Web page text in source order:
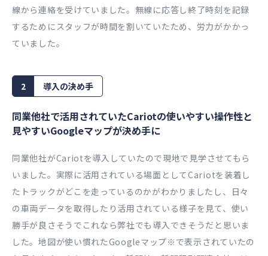
線から連絡を受けていました。無線に応答し終了時刻を記録
するためにスタッフが時間を割いていたため、労力がかかっ
ていました。
2 導入の決め手
同業他社で活用されていたCariotの使いやすい操作性と
見やすいGoogleマップが決め手に
同業他社がCariotを導入していたので現地で見学させてもら
いました。実際に活用されている場面としてCariotを装着し
たトラックがどこを走っているのかがわかりましたし、日々
の車両データを取得したり活用されている様子を見て、使い
勝手が良さそうでこれなら弊社でも導入できそうだと思いま
した。地図が使い慣れたGoogleマップ※で表示されていたの